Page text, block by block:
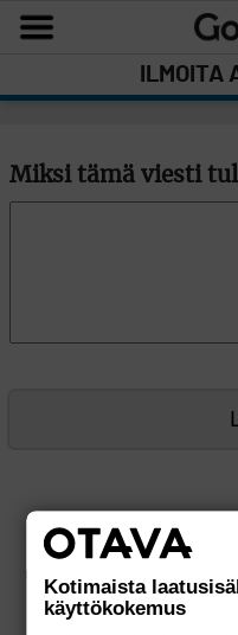
ILMOITA
Miksi tämä viesti
Kotimaista
käyttökokemus